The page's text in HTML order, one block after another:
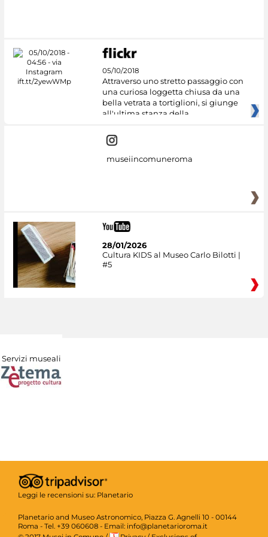
05/10/2018
Attraverso uno stretto passaggio con
una curiosa loggetta chiusa da una
bella vetrata a tortiglioni, si giunge
all'ultima stanza della
museiincomuneroma
28/01/2026
Cultura KIDS al Museo Carlo Bilotti |
#5
Servizi museali
Leggi le recensioni su: Planetario
Planetario and Museo Astronomico, Piazza G. Agnelli 10 - 00144
Roma - Tel. +39 060608 - Email: info@planetarioroma.it